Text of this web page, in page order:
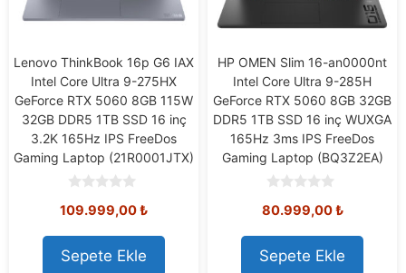
Lenovo ThinkBook 16p G6 IAX
Intel Core Ultra 9-275HX
GeForce RTX 5060 8GB 115W
32GB DDR5 1TB SSD 16 inç
3.2K 165Hz IPS FreeDos
Gaming Laptop (21R0001JTX)
o
t
o
f
109.999,00₺
Sepete Ekle
HP OMEN Slim 16-an0000nt
Intel Core Ultra 9-285H
GeForce RTX 5060 8GB 32GB
DDR5 1TB SSD 16 inç WUXGA
165Hz 3ms IPS FreeDos
Gaming Laptop (BQ3Z2EA)
o
t
o
f
80.999,00₺
Sepete Ekle